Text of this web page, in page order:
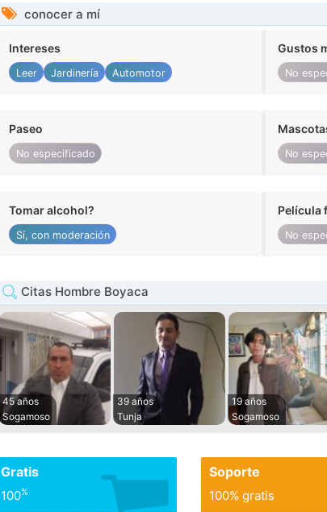
conocer a mí
Intereses
Leer Jardinería Automotor
Gustos
No
Paseo
No especificado No
Tomar alcohol?
Sí, con moderación
Película
No
Citas Hombre Boyaca
45 años
Sogamoso
39 años
Tunja
19 años
Sogamoso
Gratis
100%
Soporte
100% gratis